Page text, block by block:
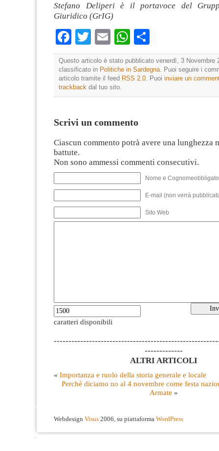
Stefano Deliperi è il portavoce del
Giuridico (GrIG)
Facebook
TwitterEmailWhatsApp
Questo articolo è stato pubblicato venerdì, 3 Novembre
classificato in Politiche in Sardegna. Puoi seguire i
articolo tramite il feed RSS 2.0. Puoi inviare un
trackback dal tuo sito.
Scrivi un commento
Ciascun commento potrà avere una lunghezza
battute.
Non sono ammessi commenti consecutivi.
Nome e
E-mail (non verrà
Sito Web
caratteri disponibili
-------------
ALTRI ARTICOLI
« Importanza e ruolo della storia generale e locale
Perché diciamo no al 4 novembre come festa
Armate »
Webdesign Visus 2006, su piattaforma WordPress